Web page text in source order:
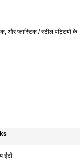
और प्लास्टिक / स्टील पट्टियों के
ईंटों